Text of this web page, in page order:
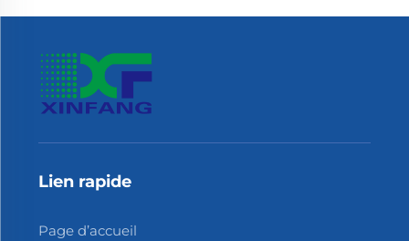
Lien rapide
Page d’accueil